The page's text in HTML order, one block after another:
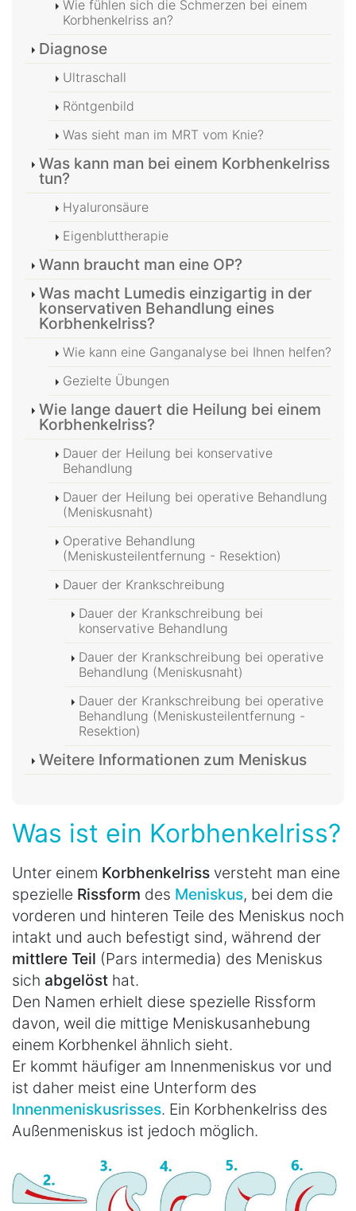
Wie fühlen sich die Schmerzen bei einem
Korbhenkelriss an?
Diagnose
Ultraschall
Röntgenbild
Was sieht man im MRT vom Knie?
Was kann man bei einem Korbhenkelriss
tun?
Hyaluronsäure
Eigenbluttherapie
Wann braucht man eine OP?
Was macht Lumedis einzigartig in der
konservativen Behandlung eines
Korbhenkelriss?
Wie kann eine Ganganalyse bei Ihnen helfen?
Gezielte Übungen
Wie lange dauert die Heilung bei einem
Korbhenkelriss?
Dauer der Heilung bei konservative
Behandlung
Dauer der Heilung bei operative Behandlung
(Meniskusnaht)
Operative Behandlung
(Meniskusteilentfernung - Resektion)
Dauer der Krankschreibung
Dauer der Krankschreibung bei
konservative Behandlung
Dauer der Krankschreibung bei operative
Behandlung (Meniskusnaht)
Dauer der Krankschreibung bei operative
Behandlung (Meniskusteilentfernung -
Resektion)
Weitere Informationen zum Meniskus
Was ist ein Korbhenkelriss?
Unter einem Korbhenkelriss versteht man eine
spezielle Rissform des Meniskus, bei dem die
vorderen und hinteren Teile des Meniskus noch
intakt und auch befestigt sind, während der
mittlere Teil (Pars intermedia) des Meniskus
sich abgelöst hat.
Den Namen erhielt diese spezielle Rissform
davon, weil die mittige Meniskusanhebung
einem Korbhenkel ähnlich sieht.
Er kommt häufiger am Innenmeniskus vor und
ist daher meist eine Unterform des
Innenmeniskusrisses. Ein Korbhenkelriss des
Außenmeniskus ist jedoch möglich.